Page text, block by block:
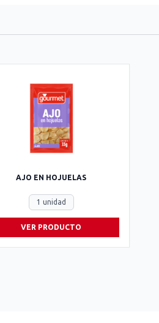
AJO EN HOJUELAS
1 unidad
VER PRODUCTO